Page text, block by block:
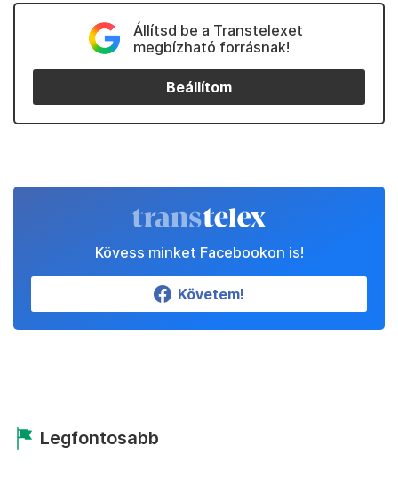
Állítsd be a Transtelexet
megbízható forrásnak!
Beállítom
Kövess minket Facebookon is!
Követem!
Legfontosabb